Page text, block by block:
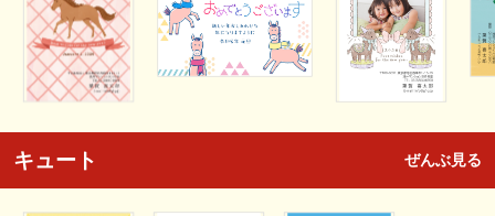
キュート ぜんぶ見る